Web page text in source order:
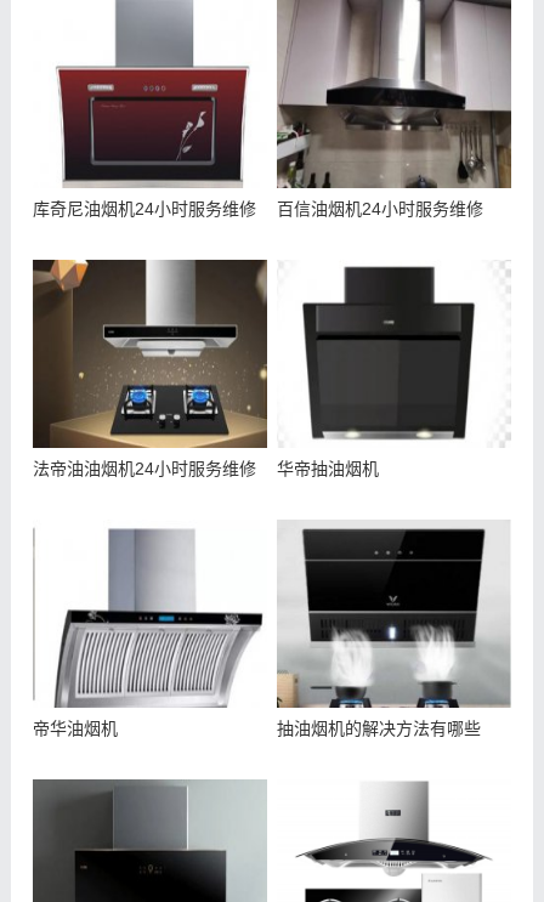
库奇尼油烟机24小时服务维修 百信油烟机24小时服务维修
法帝油油烟机24小时服务维修 华帝抽油烟机
帝华油烟机 抽油烟机的解决方法有哪些